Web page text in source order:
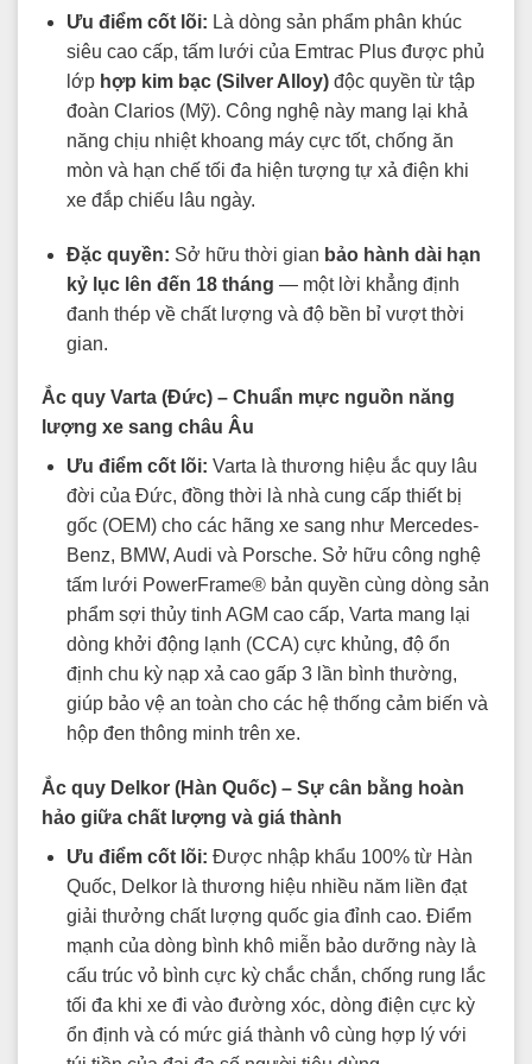
Ưu điểm cốt lõi: Là dòng sản phẩm phân khúc
siêu cao cấp, tấm lưới của Emtrac Plus được phủ
lớp hợp kim bạc (Silver Alloy)độc quyền từ tập
đoàn Clarios (Mỹ). Công nghệ này mang lại khả
năng chịu nhiệt khoang máy cực tốt, chống ăn
mòn và hạn chế tối đa hiện tượng tự xả điện khi
xe đắp chiếu lâu ngày.
Đặc quyền: Sở hữu thời gian bảo hành dài hạn
kỷ lục lên đến 18 tháng — một lời khẳng định
đanh thép về chất lượng và độ bền bỉ vượt thời
gian.
Ắc quy Varta (Đức) – Chuẩn mực nguồn năng
lượng xe sang châu Âu
Ưu điểm cốt lõi: Varta là thương hiệu ắc quy lâu
đời của Đức, đồng thời là nhà cung cấp thiết bị
gốc (OEM) cho các hãng xe sang như Mercedes-
Benz, BMW, Audi và Porsche. Sở hữu công nghệ
tấm lưới PowerFrame® bản quyền cùng dòng sản
phẩm sợi thủy tinh AGM cao cấp, Varta mang lại
dòng khởi động lạnh (CCA) cực khủng, độ ổn
định chu kỳ nạp xả cao gấp 3 lần bình thường,
giúp bảo vệ an toàn cho các hệ thống cảm biến và
hộp đen thông minh trên xe.
Ắc quy Delkor (Hàn Quốc) – Sự cân bằng hoàn
hảo giữa chất lượng và giá thành
Ưu điểm cốt lõi: Được nhập khẩu 100% từ Hàn
Quốc, Delkor là thương hiệu nhiều năm liền đạt
giải thưởng chất lượng quốc gia đỉnh cao. Điểm
mạnh của dòng bình khô miễn bảo dưỡng này là
cấu trúc vỏ bình cực kỳ chắc chắn, chống rung lắc
tối đa khi xe đi vào đường xóc, dòng điện cực kỳ
ổn định và có mức giá thành vô cùng hợp lý với